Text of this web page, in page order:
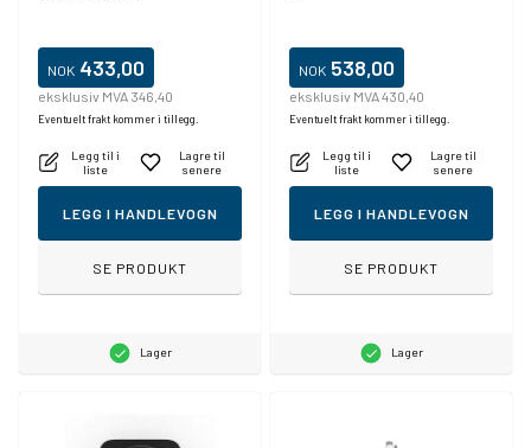
NOK 433,00
eksklusiv MVA 346,40
Eventuelt frakt kommer i tillegg.
Legg til i
liste
Lagre til
senere
LEGG I HANDLEVOGN
SE PRODUKT
Lager
NOK 538,00
eksklusiv MVA 430,40
Eventuelt frakt kommer i tillegg.
Legg til i
liste
Lagre til
senere
LEGG I HANDLEVOGN
SE PRODUKT
Lager